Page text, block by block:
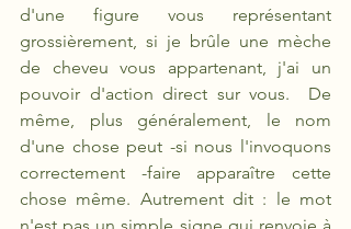
d'une figure vous représentant
grossièrement, si je brûle une mèche
de cheveu vous appartenant, j'ai un
pouvoir d'action direct sur vous.  De
même, plus généralement, le nom
d'une chose peut -si nous l'invoquons
correctement -faire apparaître cette
chose même. Autrement dit : le mot